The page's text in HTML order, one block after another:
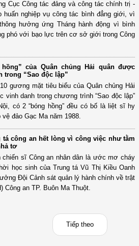
Cục Công tác đảng và công tác chính trị -
huấn nghiệp vụ công tác bình đẳng giới, vì
hưởng ứng Tháng hành động vì bình
phó với bạo lực trên cơ sở giới trong Công
của Quân chủng Hải quân được
trong “Sao độc lập”
gương mặt tiêu biểu của Quân chủng Hải
vinh danh trong chương trình “Sao độc lập”
có 2 “bóng hồng” đều có bố là liệt sĩ hy
đảo Gạc Ma năm 1988.
tá công an hết lòng vì công việc như tằm
tơ
chiến sĩ Công an nhân dân là ước mơ cháy
học sinh của Trung tá Vũ Thị Kiều Oanh
Đội Cảnh sát quản lý hành chính về trật
an TP. Buôn Ma Thuột.
Tiếp theo